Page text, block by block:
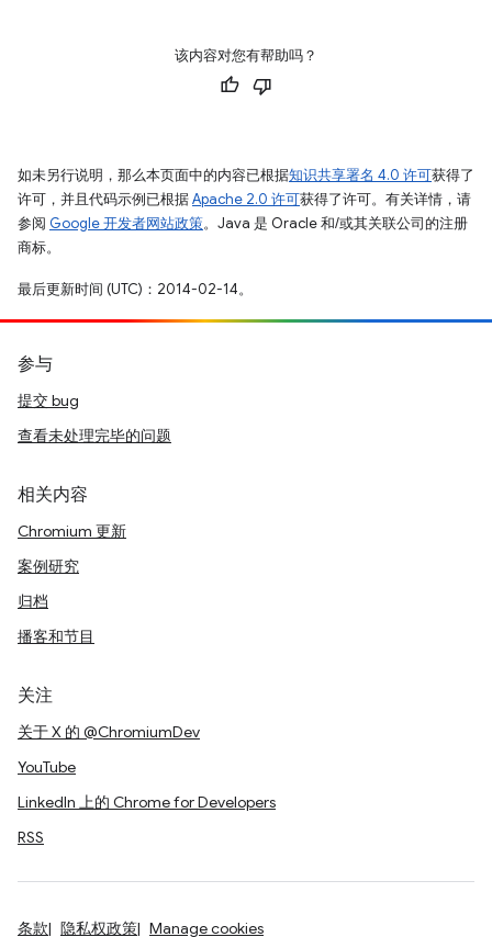
该内容对您有帮助吗？
如未另行说明，那么本页面中的内容已根据知识共享署名 4.0 许可获得了
许可，并且代码示例已根据Apache 2.0 许可获得了许可。有关详情，请
参阅 Google 开发者网站政策。Java 是 Oracle 和/或其关联公司的注册
商标。
最后更新时间 (UTC)：2014-02-14。
参与
提交 bug
查看未处理完毕的问题
相关内容
Chromium 更新
案例研究
归档
播客和节目
关注
关于 X 的 @ChromiumDev
YouTube
LinkedIn 上的 Chrome for Developers
RSS
条款 隐私权政策 Manage cookies